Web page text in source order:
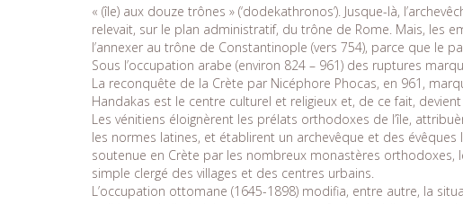
« (île) aux douze trônes » (‘dodekathronos’). Jusque-là,
relevait, sur le plan administratif, du trône de Rome. Mais, les
l’annexer au trône de Constantinople (vers 754), parce que le
Sous l’occupation arabe (environ 824 – 961) des ruptures
La reconquête de la Crète par Nicéphore Phocas, en 961,
Handakas est le centre culturel et religieux et, de ce fait,
Les vénitiens éloignèrent les prélats orthodoxes de l’île,
les normes latines, et établirent un archevêque et des
soutenue en Crète par les nombreux monastères orthodoxes,
simple clergé des villages et des centres urbains.
L’occupation ottomane (1645-1898) modifia, entre autre, la